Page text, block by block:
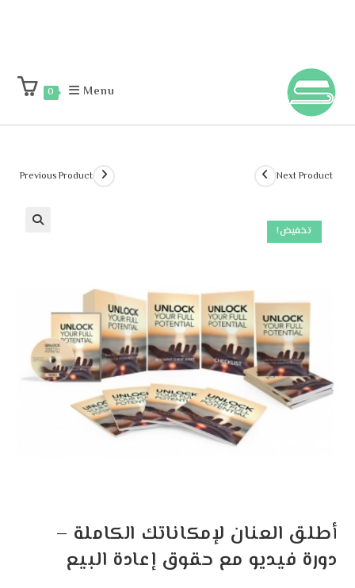
0 Menu
تخفيض!
Previous Product Next Product
أطلق العنان لإمكاناتك الكاملة –
دورة فيديو مع حقوق إعادة البيع